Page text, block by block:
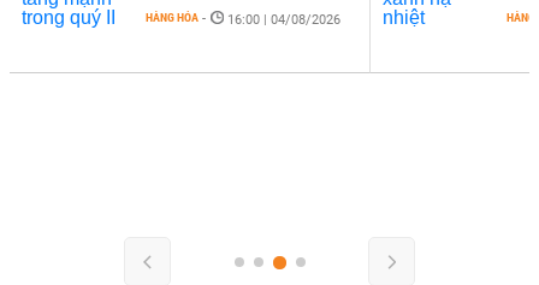
HÀNG
HÀNG HÓA - 16:00 | 04/08/2026